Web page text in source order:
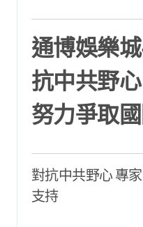
通博娛樂
抗中共野
努力爭取
對抗中共野心 專
支持